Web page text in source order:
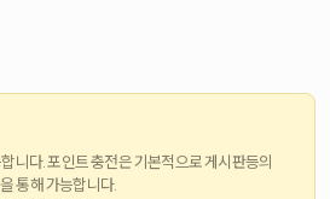
니다. 포인트 충전은 기본적으로 게시판등의
통해 가능합니다.